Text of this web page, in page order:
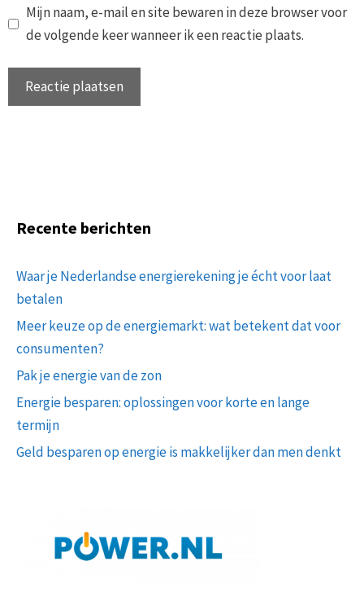
Mijn naam, e-mail en site bewaren in deze browser voor
de volgende keer wanneer ik een reactie plaats.
Recente berichten
Waar je Nederlandse energierekening je écht voor laat
betalen
Meer keuze op de energiemarkt: wat betekent dat voor
consumenten?
Pak je energie van de zon
Energie besparen: oplossingen voor korte en lange
termijn
Geld besparen op energie is makkelijker dan men denkt